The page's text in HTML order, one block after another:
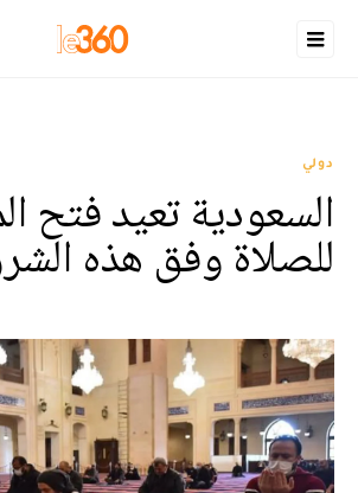
دولي
السعودية تعيد فتح
للصلاة وفق هذه